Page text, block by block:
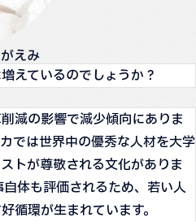
えみ
えているのでしょうか？
減の影響で減少傾向にありま
では世界中の優秀な人材を大学
トが尊敬される文化がありま
体も評価されるため、若い人
循環が生まれています。